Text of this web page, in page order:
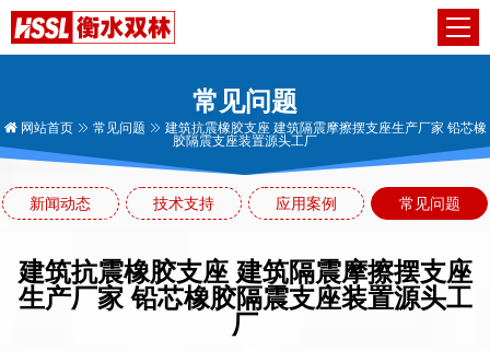
常见问题
网站首页 常见问题
建筑抗震橡胶支座 建筑隔震摩擦摆支座生产厂家 铅芯橡
胶隔震支座装置源头工厂
新闻动态 技术支持 应用案例 常见问题
建筑抗震橡胶支座 建筑隔震摩擦摆支座
生产厂家 铅芯橡胶隔震支座装置源头工
厂